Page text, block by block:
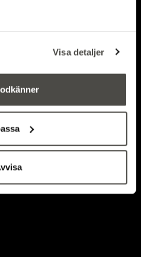
Visa detaljer
att
i